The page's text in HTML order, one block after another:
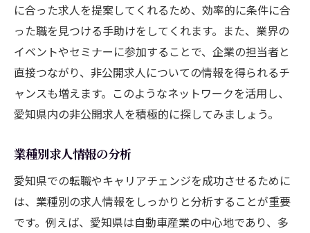
に合った求人を提案してくれるため、効率的に条件に合
った職を見つける手助けをしてくれます。また、業界の
イベントやセミナーに参加することで、企業の担当者と
直接つながり、非公開求人についての情報を得られるチ
ャンスも増えます。このようなネットワークを活用し、
愛知県内の非公開求人を積極的に探してみましょう。
業種別求人情報の分析
愛知県での転職やキャリアチェンジを成功させるために
は、業種別の求人情報をしっかりと分析することが重要
です。例えば、愛知県は自動車産業の中心地であり、多